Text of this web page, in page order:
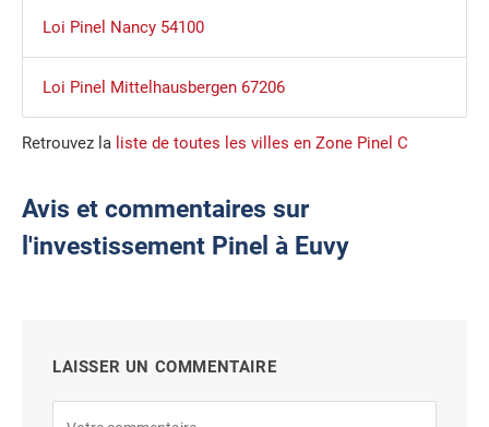
Loi Pinel Nancy 54100
Loi Pinel Mittelhausbergen 67206
Retrouvez la liste de toutes les villes en Zone Pinel C
Avis et commentaires sur
l'investissement Pinel à Euvy
LAISSER UN COMMENTAIRE